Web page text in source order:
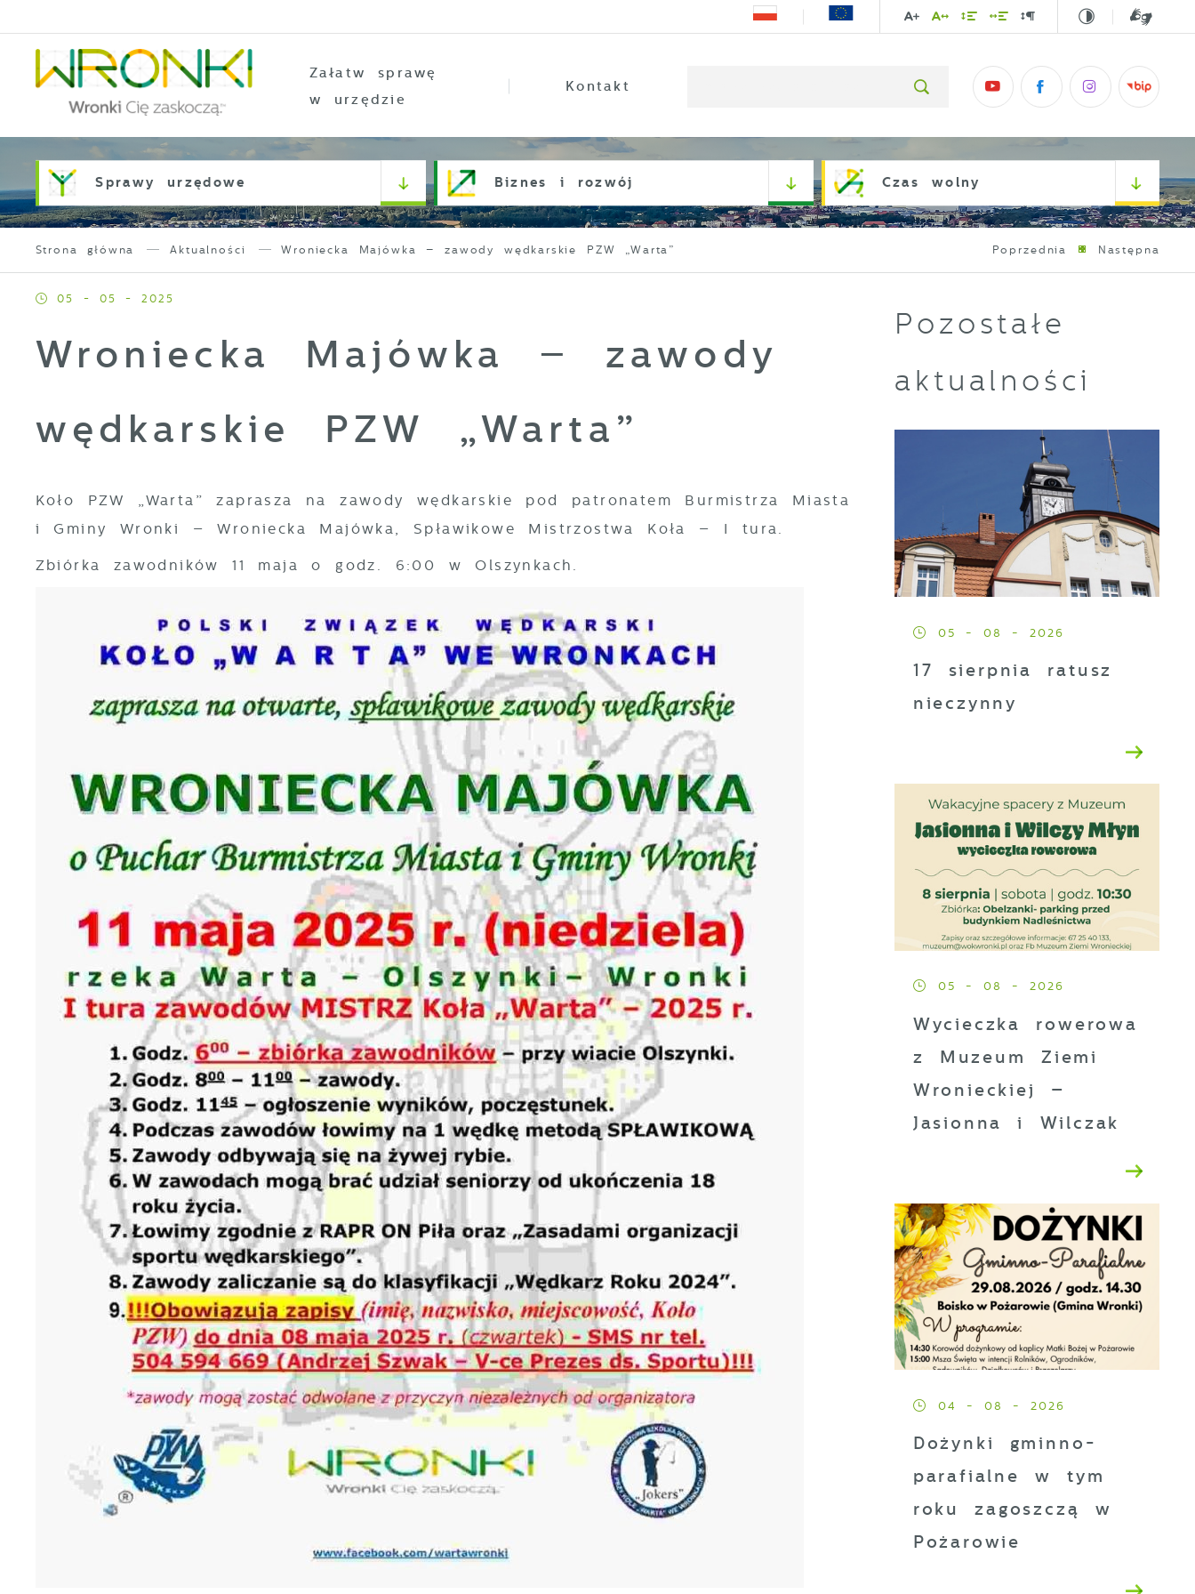
Załatw sprawę
w urzędzie
Kontakt
Sprawy urzędowe Biznes i rozwój Czas wolny
Strona główna Aktualności Wroniecka Majówka – zawody wędkarskie PZW „Warta” Poprzednia Następna
05 - 05 - 2025
Wroniecka Majówka – zawody
wędkarskie PZW „Warta”
Koło PZW „Warta” zaprasza na zawody wędkarskie pod patronatem Burmistrza Miasta
i Gminy Wronki – Wroniecka Majówka, Spławikowe Mistrzostwa Koła – I tura.
Zbiórka zawodników 11 maja o godz. 6:00 w Olszynkach.
Pozostałe
aktualności
05 - 08 - 2026
17 sierpnia ratusz
nieczynny
05 - 08 - 2026
Wycieczka rowerowa
z Muzeum Ziemi
Wronieckiej –
Jasionna i Wilczak
04 - 08 - 2026
Dożynki gminno-
parafialne w tym
roku zagoszczą w
Pożarowie
Ustawienia
Szanujemy Twoją prywatność. Możesz zmienić ustawienia
cookies lub zaakceptować je wszystkie. W dowolnym
momencie możesz dokonać zmiany swoich ustawień.
Niezbędne
Niezbędne pliki cookies służą do prawidłowego
funkcjonowania strony internetowej i umożliwiają Ci
komfortowe korzystanie z oferowanych przez nas usług.
Pliki cookies odpowiadają na podejmowane przez Ciebie
działania w celu m.in. dostosowania Twoich ustawień
preferencji prywatności, logowania czy wypełniania
formularzy. Dzięki plikom cookies strona, z której
korzystasz, może działać bez zakłóceń.
Więcej
Funkcjonalne i personalizacyjne
Tego typu pliki cookies umożliwiają stronie internetowej
zapamiętanie wprowadzonych przez Ciebie ustawień oraz
personalizację określonych funkcjonalności czy
prezentowanych treści.
Dzięki tym plikom cookies możemy zapewnić Ci większy
komfort korzystania z funkcjonalności naszej strony poprzez
dopasowanie jej do Twoich indywidualnych preferencji.
cookies gwarantuje dostępność większej ilości funkcji na
Więcej
Analityczne pliki cookies pomagają nam rozwijać się i
Zapisz wybrane
Zezwól na wszystkie